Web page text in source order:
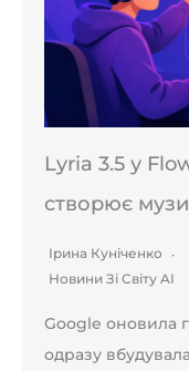
Lyria 3.5 у
створює
Ірина Куніченко
Новини Зі Світу AI
Google оновила
одразу